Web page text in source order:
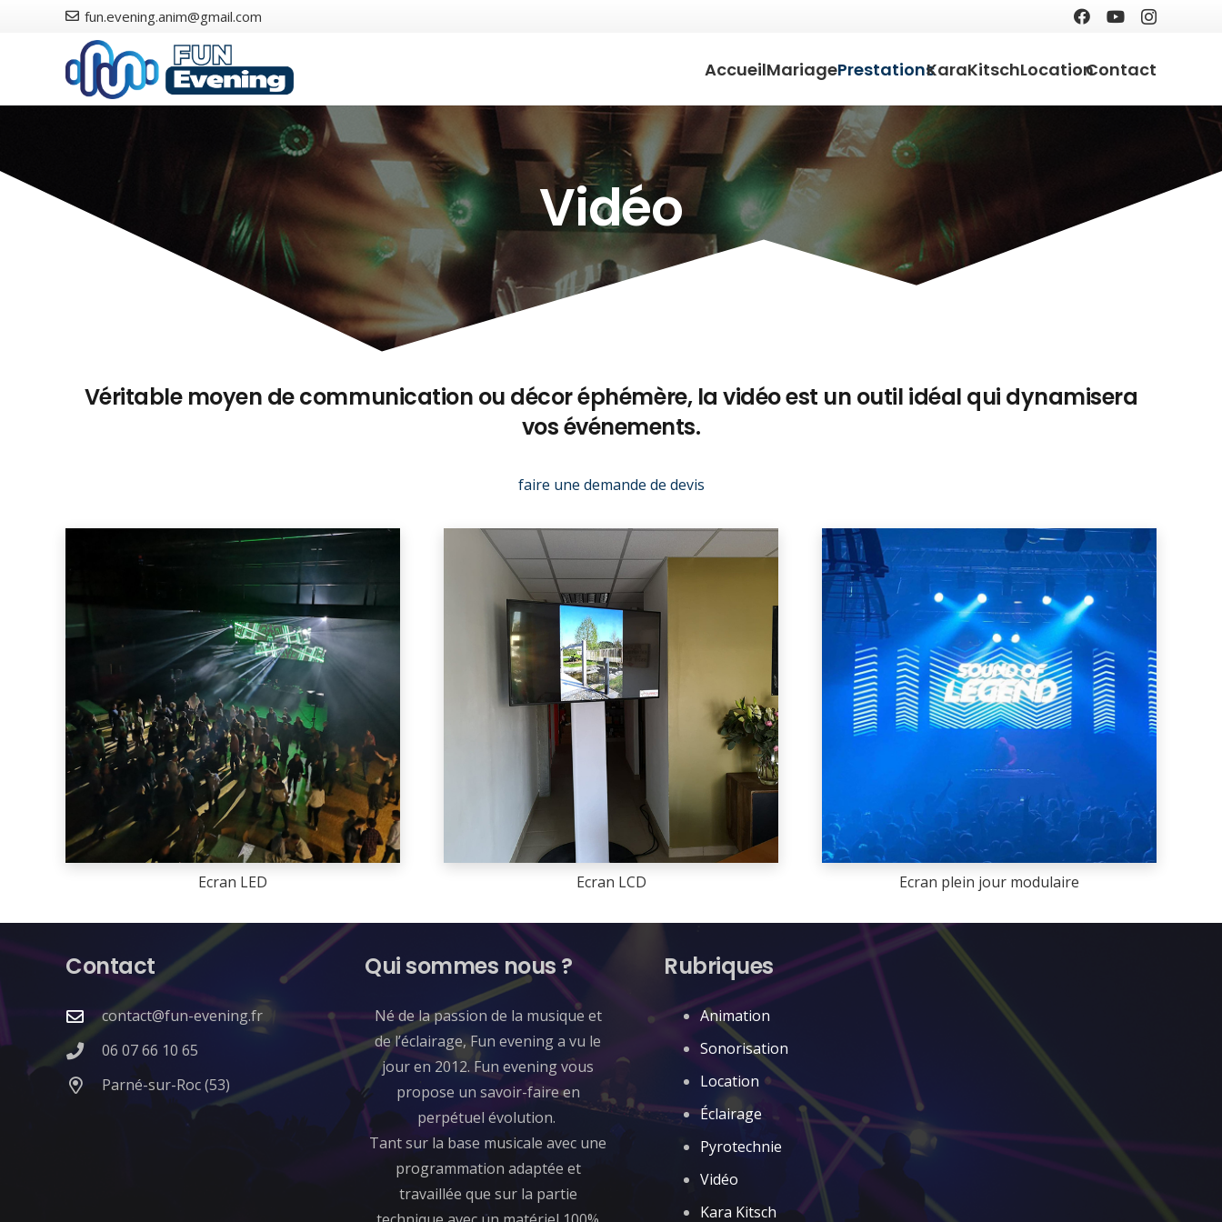
fun.evening.anim@gmail.com
AccueilMariagePrestationsKaraKitschLocationContact
Vidéo
Véritable moyen de communication ou décor éphémère, la vidéo est un outil idéal qui dynamisera
vos événements.
faire une demande de devis
Ecran LED Ecran LCD Ecran plein jour modulaire
Contact
contact@fun-evening.fr
06 07 66 10 65
Parné-sur-Roc (53)
Qui sommes nous ?
​Né de la passion de la musique et
de l’éclairage, Fun evening a vu le
jour en 2012. Fun evening vous
propose un savoir-faire en
perpétuel évolution.
Tant sur la base musicale avec une
programmation adaptée et
travaillée que sur la partie
Rubriques
Animation
Sonorisation
Location
Éclairage
Pyrotechnie
Vidéo
Kara Kitsch